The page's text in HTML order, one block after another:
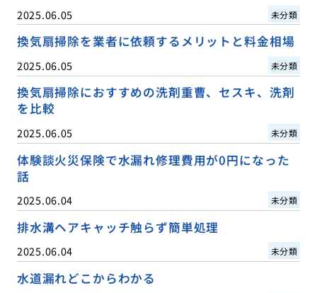
2025.06.05 未分類
換気扇掃除を業者に依頼するメリットと料金相場
2025.06.05 未分類
換気扇掃除におすすめの洗剤重曹、セスキ、洗剤
を比較
2025.06.05 未分類
体験談火災保険で水漏れ修理費用が0円になった
話
2025.06.04 未分類
排水溝ヘアキャッチ触らず簡単処理
2025.06.04 未分類
水道漏れどこからわかる